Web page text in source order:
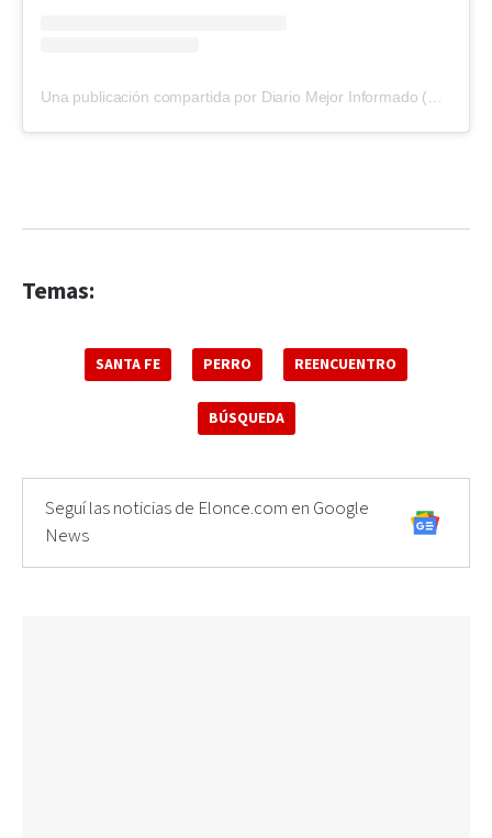
Temas:
SANTA FE PERRO REENCUENTRO
BÚSQUEDA
Seguí las noticias de Elonce.com en Google
News